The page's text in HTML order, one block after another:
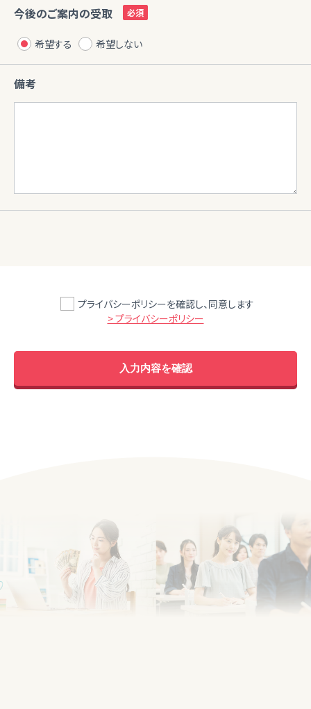
今後のご案内の受取
希望する 希望しない
備考
プライバシーポリシーを確認し、同意します
> プライバシーポリシー
入力内容を確認